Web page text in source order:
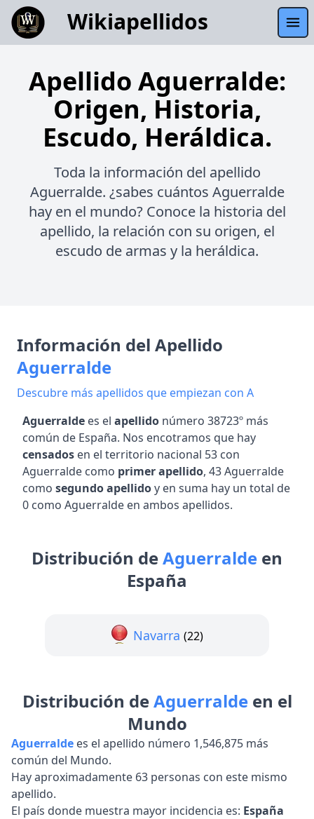
Wikiapellidos
Apellido Aguerralde:
Origen, Historia,
Escudo, Heráldica.
Toda la información del apellido
Aguerralde. ¿sabes cuántos Aguerralde
hay en el mundo? Conoce la historia del
apellido, la relación con su origen, el
escudo de armas y la heráldica.
Información del Apellido
Aguerralde
Descubre más apellidos que empiezan con A
Aguerralde es el apellido número 38723º más
común de España. Nos encotramos que hay
censados en el territorio nacional 53 con
Aguerralde como primer apellido, 43 Aguerralde
como segundo apellidoy en suma hay un total de
0 como Aguerralde en ambos apellidos.
Distribución deAguerralde en
España
Navarra (22)
Distribución deAguerraldeen el
Mundo
Aguerralde es el apellido número 1,546,875 más
común del Mundo.
Hay aproximadamente 63 personas con este mismo
apellido.
El país donde muestra mayor incidencia es: España